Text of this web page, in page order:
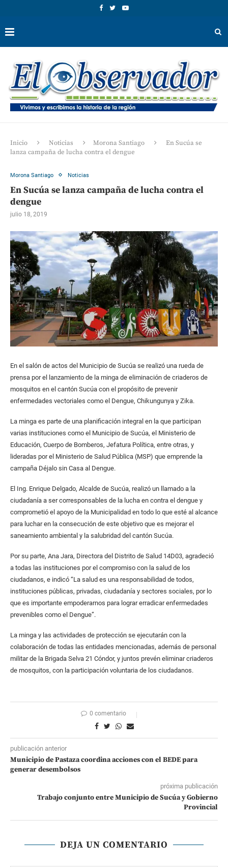
Inicio Noticias Morona Santiago
En Sucúa se
lanza campaña de lucha contra el dengue
Morona Santiago Noticias
En Sucúa se lanza campaña de lucha contra el
dengue
julio 18, 2019
En el salón de actos del Municipio de Sucúa se realizó una rueda de
prensa por el lanzamiento de la minga de eliminación de criaderos de
mosquitos en el cantón Sucúa con el propósito de prevenir
enfermedades vectoriales como el Dengue, Chikungunya y Zika.
La minga es parte de una planificación integral en la que participan
varias instituciones como el Municipio de Sucúa, el Ministerio de
Educación, Cuerpo de Bomberos, Jefatura Política, entre otras, y
lideradas por el Ministerio de Salud Pública (MSP) que emprende la
campaña Déjalo sin Casa al Dengue.
El Ing. Enrique Delgado, Alcalde de Sucúa, realizó un llamado a la
ciudadanía a ser corresponsables de la lucha en contra el dengue y
comprometió el apoyo de la Municipalidad en todo lo que esté al alcance
para luchar en la consecución de este objetivo que es mejorar el
saneamiento ambiental y la salubridad del cantón Sucúa.
Por su parte, Ana Jara, Directora del Distrito de Salud 14D03, agradeció
a todas las instituciones por el compromiso con la salud de los
ciudadanos, e indicó “La salud es una responsabilidad de todos,
instituciones públicas, privadas, ciudadanía y sectores sociales, por lo
que es importante empoderarnos para lograr erradicar enfermedades
prevenibles como el Dengue”.
La minga y las actividades de protección se ejecutarán con la
colaboración de todas las entidades mencionadas, además de personal
militar de la Brigada Selva 21 Cóndor, y juntos prevén eliminar criaderos
de mosquitos, con la participación voluntaria de los ciudadanos.
0 comentario
publicación anterior
Municipio de Pastaza coordina acciones con el BEDE para
generar desembolsos
próxima publicación
Trabajo conjunto entre Municipio de Sucúa y Gobierno
Provincial
DEJA UN COMENTARIO